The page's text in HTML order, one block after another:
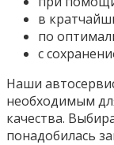
в
по
с
Наши
необходимым
качества.
понадобилась